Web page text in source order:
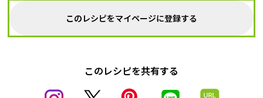
このレシピをマイページに登録する
このレシピを共有する